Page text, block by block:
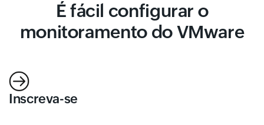
É fácil configurar o
monitoramento do VMware
Inscreva-se